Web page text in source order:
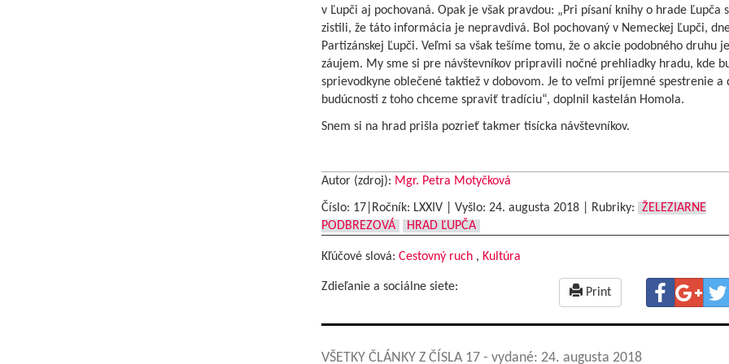
v Ľupči aj pochovaná. Opak je však pravdou: „Pri písaní knihy o hrade Ľupča
zistili, že táto informácia je nepravdivá. Bol pochovaný v Nemeckej Ľupči,
Partizánskej Ľupči. Veľmi sa však tešíme tomu, že o akcie podobného druhu
záujem. My sme si pre návštevníkov pripravili nočné prehliadky hradu, kde
sprievodkyne oblečené taktiež v dobovom. Je to veľmi príjemné spestrenie a
budúcnosti z toho chceme spraviť tradíciu“, doplnil kastelán Homola.
Snem si na hrad prišla pozrieť takmer tisícka návštevníkov.
Autor (zdroj): Mgr. Petra Motyčková
Číslo: 17|Ročník: LXXIV | Vyšlo: 24. augusta 2018| Rubriky:
ŽELEZIARNE
PODBREZOVÁ
HRAD ĽUPČA
Kľúčové slová: Cestovný ruch, Kultúra
Zdieľanie a sociálne siete: Print
VŠETKY ČLÁNKY Z ČÍSLA 17 - vydané: 24. augusta 2018